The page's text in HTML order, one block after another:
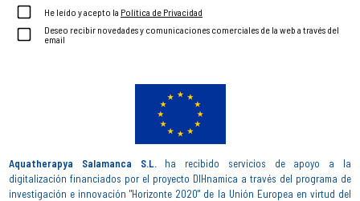
He leído y acepto la Política de Privacidad
Deseo recibir novedades y comunicaciones comerciales de la web a través del
email
Aquatherapya Salamanca S.L. ha recibido servicios de apoyo a la
digitalización financiados por el proyecto DIHnamica a través del programa de
investigación e innovación "Horizonte 2020" de la Unión Europea en virtud del